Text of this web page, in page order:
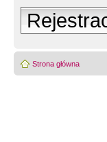
Strona główna